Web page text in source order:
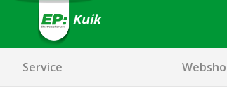
Kuik
Service